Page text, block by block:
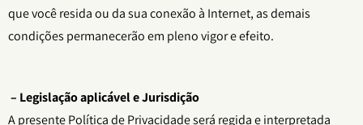
que você resida ou da sua conexão à Internet, as demais
condições permanecerão em pleno vigor e efeito.
– Legislação aplicável e Jurisdição
A presente Política de Privacidade será regida e interpretada